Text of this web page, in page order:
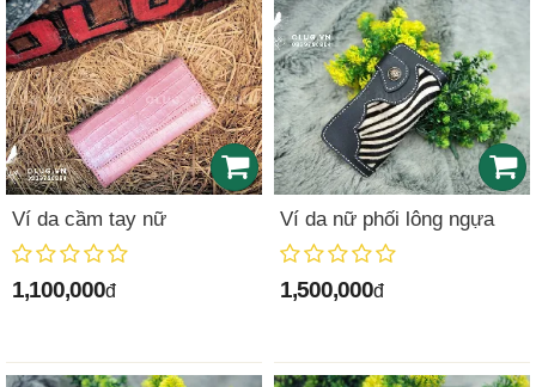
Ví da cầm tay nữ
1,100,000đ
Ví da nữ phối lông ngựa
1,500,000đ